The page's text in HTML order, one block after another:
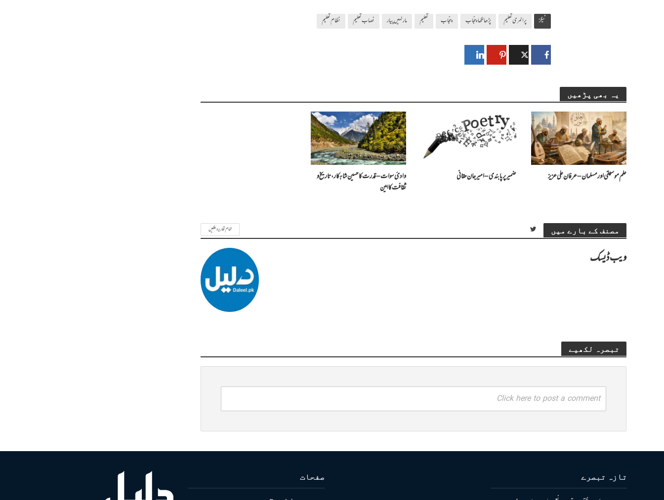
ٹیگز پرائمری تعلیم پڑھا لکھا پنجاب پنجاب تعلیم مار نہیں پیار نصاب تعلیم نظام تعلیم
یہ بھی پڑھیں
علم موسیقی اور مسلمان – عرفان علی عزیز ضمیر پر پابندی – امیرجان حقانی
وادیٔ سوات – قدرت کا حسین شاہکار، تاریخ و
ثقافت کا امین
مصنف کے بارے میں تمام تحاریر دیکھیں
ویب ڈیسک
تبصرہ لکھیے
Click here to post a comment
صفحات تازہ تبصرے